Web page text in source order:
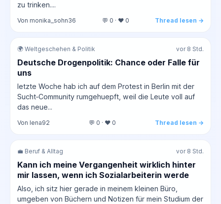
zu trinken....
Von monika_sohn36 💬 0 · ❤️ 0 Thread lesen →
🌍 Weltgeschehen & Politik vor 8 Std.
Deutsche Drogenpolitik: Chance oder Falle für
uns
letzte Woche hab ich auf dem Protest in Berlin mit der
Sucht‑Community rumgehuepft, weil die Leute voll auf
das neue...
Von lena92 💬 0 · ❤️ 0 Thread lesen →
💼 Beruf & Alltag vor 8 Std.
Kann ich meine Vergangenheit wirklich hinter
mir lassen, wenn ich Sozialarbeiterin werde
Also, ich sitz hier gerade in meinem kleinen Büro,
umgeben von Büchern und Notizen für mein Studium der